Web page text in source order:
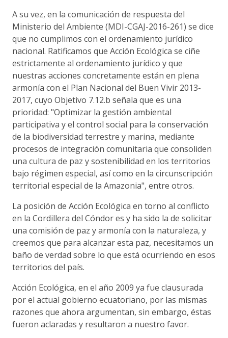
A su vez, en la comunicación de respuesta del
Ministerio del Ambiente (MDI-CGAJ-2016-261) se dice
que no cumplimos con el ordenamiento jurídico
nacional. Ratificamos que Acción Ecológica se ciñe
estrictamente al ordenamiento jurídico y que
nuestras acciones concretamente están en plena
armonía con el Plan Nacional del Buen Vivir 2013-
2017, cuyo Objetivo 7.12.b señala que es una
prioridad: "Optimizar la gestión ambiental
participativa y el control social para la conservación
de la biodiversidad terrestre y marina, mediante
procesos de integración comunitaria que consoliden
una cultura de paz y sostenibilidad en los territorios
bajo régimen especial, así como en la circunscripción
territorial especial de la Amazonia", entre otros.
La posición de Acción Ecológica en torno al conflicto
en la Cordillera del Cóndor es y ha sido la de solicitar
una comisión de paz y armonía con la naturaleza, y
creemos que para alcanzar esta paz, necesitamos un
baño de verdad sobre lo que está ocurriendo en esos
territorios del país.
Acción Ecológica, en el año 2009 ya fue clausurada
por el actual gobierno ecuatoriano, por las mismas
razones que ahora argumentan, sin embargo, éstas
fueron aclaradas y resultaron a nuestro favor.